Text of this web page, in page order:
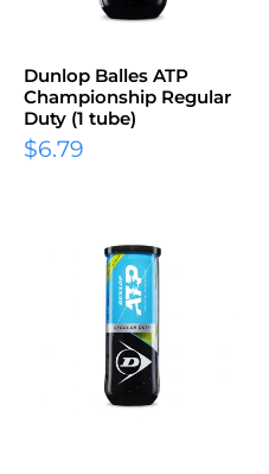
Dunlop Balles ATP
Championship Regular
Duty (1 tube)
$6.79